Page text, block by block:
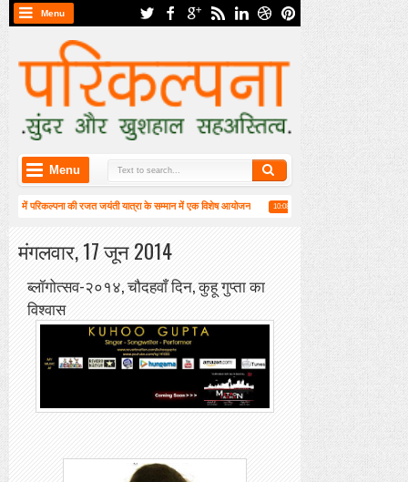
Menu
Menu
में परिकल्पना की रजत जयंती यात्रा के सम्मान में एक विशेष आयोजन 10:08 AM
हाईकु गंगा पटल पर हाइगा की
मंगलवार, 17 जून 2014
ब्लॉगोत्सव-२०१४, चौदहवाँ दिन, कुहू गुप्ता का
विश्वास